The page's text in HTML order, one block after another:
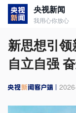
央视新闻
我用心你放心
新思想引
自立自强